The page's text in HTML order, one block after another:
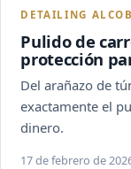
DETAILING
Pulido de
protección
Del arañazo de
exactamente el
dinero.
17 de febrero de